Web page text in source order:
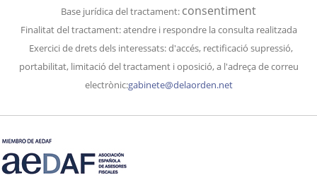
Base jurídica del tractament: consentiment
Finalitat deltractament: atendre i respondre la consulta realitzada
Exercici de drets dels interessats: d'accés, rectificació supressió,
portabilitat, limitació del tractament i oposició, a l'adreça de correu
electrònic:gabinete@delaorden.net